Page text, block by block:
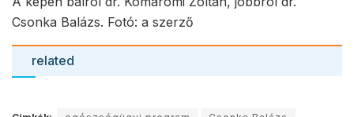
Csonka Balázs. Fotó: a szerző
related